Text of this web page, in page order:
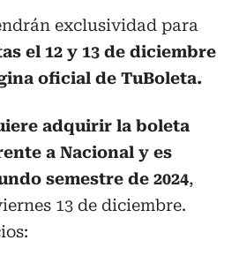
exclusividad para
el 12 y 13 de diciembre
oficial de TuBoleta.
adquirir la boleta
a Nacional y es
semestre de 2024,
13 de diciembre.